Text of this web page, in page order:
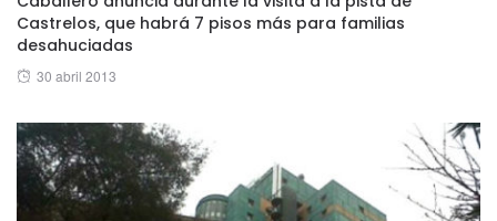
Castrelos, que habrá 7 pisos más para familias
desahuciadas
Posted
30 abril 2013